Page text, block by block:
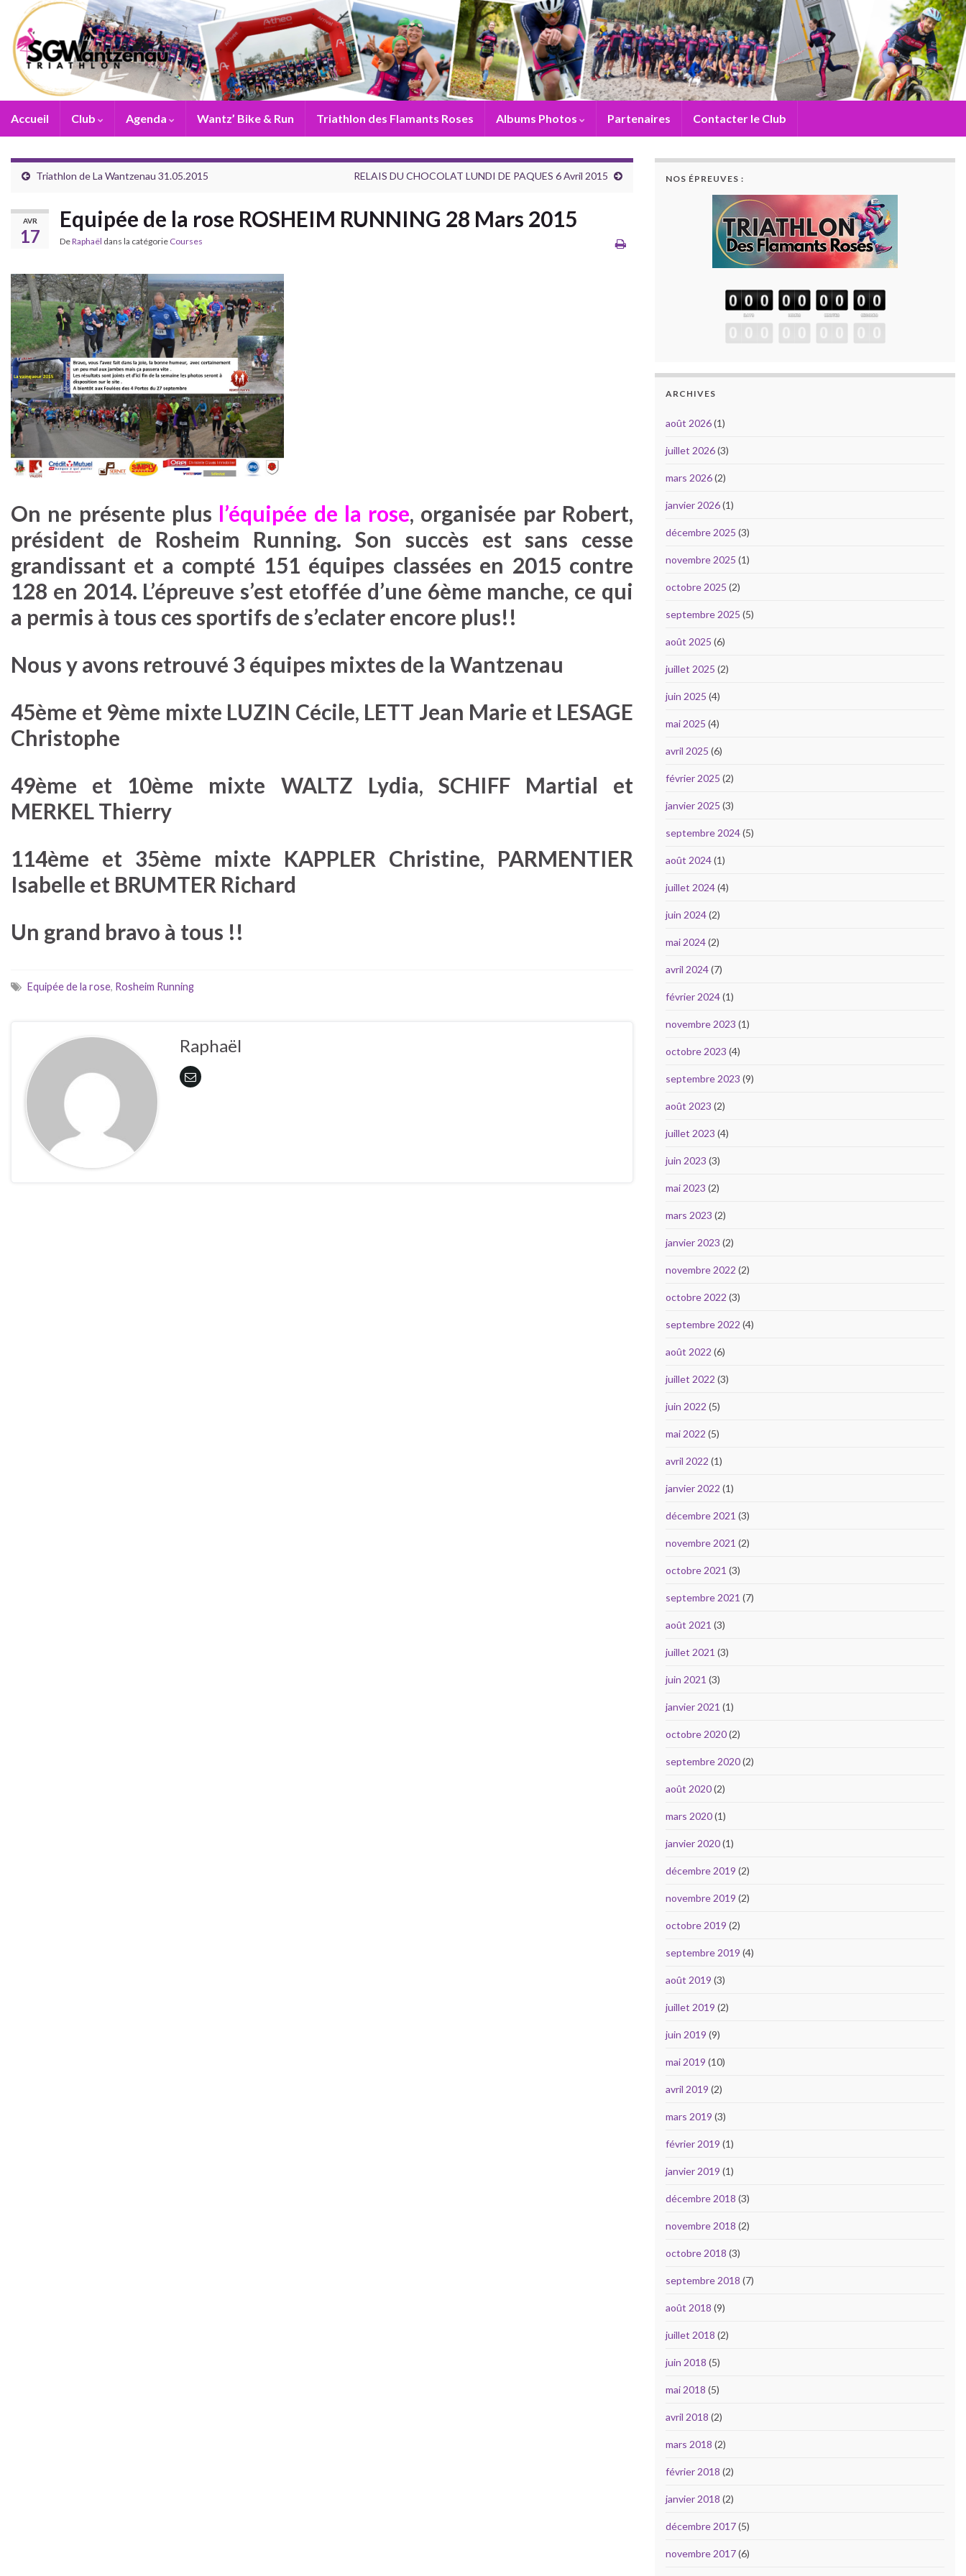
Accueil Club Agenda Wantz’ Bike & Run Triathlon des Flamants Roses Albums Photos Partenaires Contacter le Club
Triathlon de La Wantzenau 31.05.2015 RELAIS DU CHOCOLAT LUNDI DE PAQUES 6 Avril 2015
AVR
17
Equipée de la rose ROSHEIM RUNNING 28 Mars 2015
DeRaphaël dans la catégorie Courses
On ne présente plus l’équipée de la rose, organisée par Robert,
président de Rosheim Running. Son succès est sans cesse
grandissant et a compté 151 équipes classées en 2015 contre
128 en 2014. L’épreuve s’est etoffée d’une 6ème manche, ce qui
a permis à tous ces sportifs de s’eclater encore plus!!
Nous y avons retrouvé 3 équipes mixtes de la Wantzenau
45ème et 9ème mixte LUZIN Cécile, LETT Jean Marie et LESAGE
Christophe
49ème et 10ème mixte WALTZ Lydia, SCHIFF Martial et
MERKEL Thierry
114ème et 35ème mixte KAPPLER Christine, PARMENTIER
Isabelle et BRUMTER Richard
Un grand bravo à tous !!
Equipée de la rose, Rosheim Running
Raphaël
NOS ÉPREUVES :
ARCHIVES
août 2026(1)
juillet 2026(3)
mars 2026(2)
janvier 2026(1)
décembre 2025 (3)
novembre 2025 (1)
octobre 2025 (2)
septembre 2025 (5)
août 2025 (6)
juillet 2025 (2)
juin 2025 (4)
mai 2025 (4)
avril 2025 (6)
février 2025 (2)
janvier 2025 (3)
septembre 2024(5)
août 2024(1)
juillet 2024(4)
juin 2024(2)
mai 2024(2)
avril 2024(7)
février 2024(1)
novembre 2023 (1)
octobre 2023 (4)
septembre 2023 (9)
août 2023 (2)
juillet 2023 (4)
juin 2023 (3)
mai 2023 (2)
mars 2023 (2)
janvier 2023 (2)
novembre 2022 (2)
octobre 2022 (3)
septembre 2022 (4)
août 2022 (6)
juillet 2022 (3)
juin 2022 (5)
mai 2022 (5)
avril 2022 (1)
janvier 2022 (1)
décembre 2021 (3)
novembre 2021 (2)
octobre 2021 (3)
septembre 2021 (7)
août 2021 (3)
juillet 2021 (3)
juin 2021 (3)
janvier 2021 (1)
octobre 2020(2)
septembre 2020(2)
août 2020(2)
mars 2020(1)
janvier 2020(1)
décembre 2019 (2)
novembre 2019 (2)
octobre 2019 (2)
septembre 2019 (4)
août 2019 (3)
juillet 2019 (2)
juin 2019 (9)
mai 2019 (10)
avril 2019 (2)
mars 2019 (3)
février 2019 (1)
janvier 2019 (1)
décembre 2018 (3)
novembre 2018 (2)
octobre 2018 (3)
septembre 2018 (7)
août 2018 (9)
juillet 2018 (2)
juin 2018 (5)
mai 2018 (5)
avril 2018 (2)
mars 2018 (2)
février 2018 (2)
janvier 2018 (2)
décembre 2017(5)
novembre 2017(6)